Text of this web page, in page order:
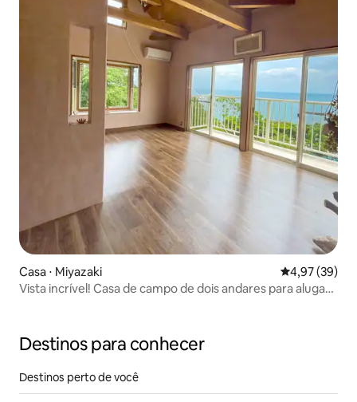
Casa ⋅ Miyazaki 4,97 de uma
4,97 (39)
Vista incrível! Casa de campo de dois andares para alugar
Destinos para conhecer
Destinos perto de você